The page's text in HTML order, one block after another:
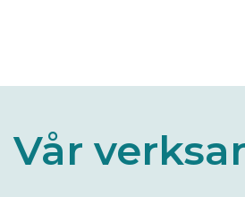
Vår